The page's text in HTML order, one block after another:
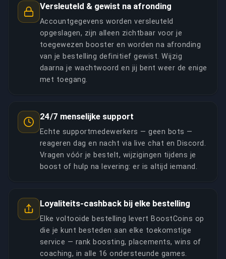
Versleuteld & gewist na afronding
Accountgegevens worden versleuteld
opgeslagen, zijn alleen zichtbaar voor je
toegewezen booster en worden na afronding
van je bestelling definitief gewist. Wijzig
daarna je wachtwoord en jij bent weer de enige
met toegang.
24/7 menselijke support
Echte supportmedewerkers — geen bots —
reageren dag en nacht via live chat en Discord.
Vragen vóór je bestelt, wijzigingen tijdens je
boost of hulp na levering: er is altijd iemand.
Loyaliteits-cashback bij elke bestelling
Elke voltooide bestelling levert BoostCoins op
die je kunt besteden aan elke toekomstige
service — rank boosting, placements, wins of
coaching, in alle 16 ondersteunde games.